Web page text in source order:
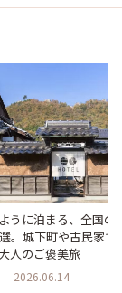
うに泊まる、全国の
。城下町や古民家で
人のご褒美旅
2026.06.14